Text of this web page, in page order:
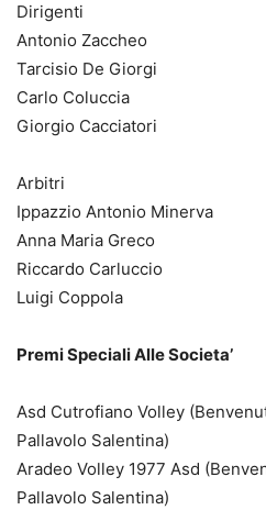
Dirigenti
Antonio Zaccheo
Tarcisio De Giorgi
Carlo Coluccia
Giorgio Cacciatori
Arbitri
Ippazzio Antonio Minerva
Anna Maria Greco
Riccardo Carluccio
Luigi Coppola
Premi Speciali Alle Societa’
Asd Cutrofiano Volley
Pallavolo Salentina)
Aradeo Volley 1977 Asd
Pallavolo Salentina)